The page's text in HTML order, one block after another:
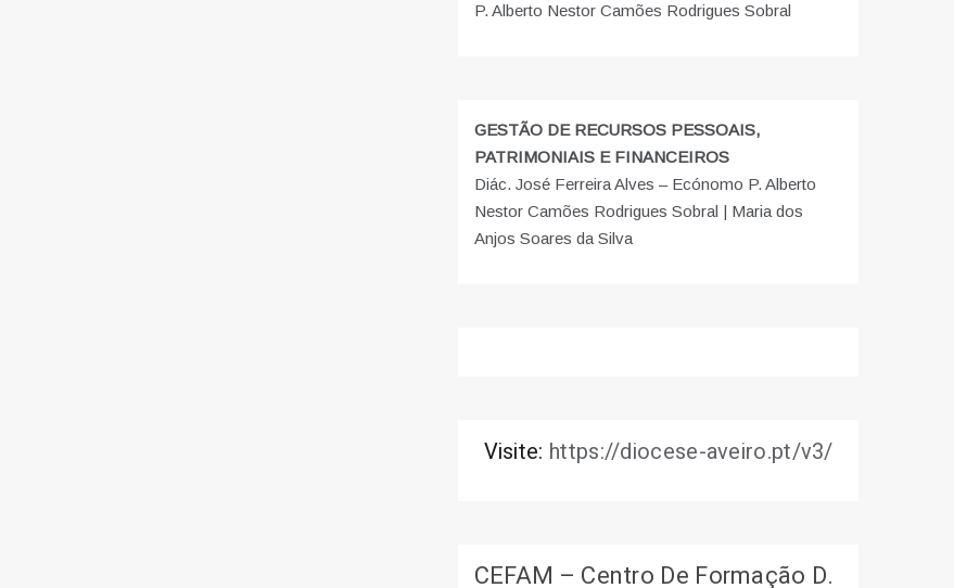
P. Alberto Nestor Camões Rodrigues Sobral
GESTÃO DE RECURSOS PESSOAIS,
PATRIMONIAIS E FINANCEIROS
Diác. José Ferreira Alves – Ecónomo P. Alberto
Nestor Camões Rodrigues Sobral | Maria dos
Anjos Soares da Silva
Visite: https://diocese-aveiro.pt/v3/
CEFAM – Centro De Formação D.